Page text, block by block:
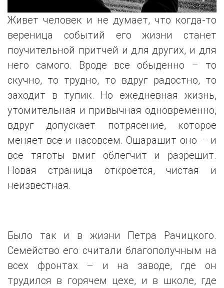
Живет человек и не думает, что когда-то
вереница событий его жизни станет
поучительной притчей и для других, и для
него самого. Вроде все обыденно – то
скучно, то трудно, то вдруг радостно, то
заходит в тупик. Но ежедневная жизнь,
утомительная и привычная одновременно,
вдруг допускает потрясение, которое
меняет все и насовсем. Ошарашит оно – и
все тяготы вмиг облегчит и разрешит.
Новая страница откроется, чистая и
неизвестная.
Было так и в жизни Петра Рачицкого.
Семейство его считали благополучным на
всех фронтах – и на заводе, где он
трудился в горячем цехе, и в школе, где